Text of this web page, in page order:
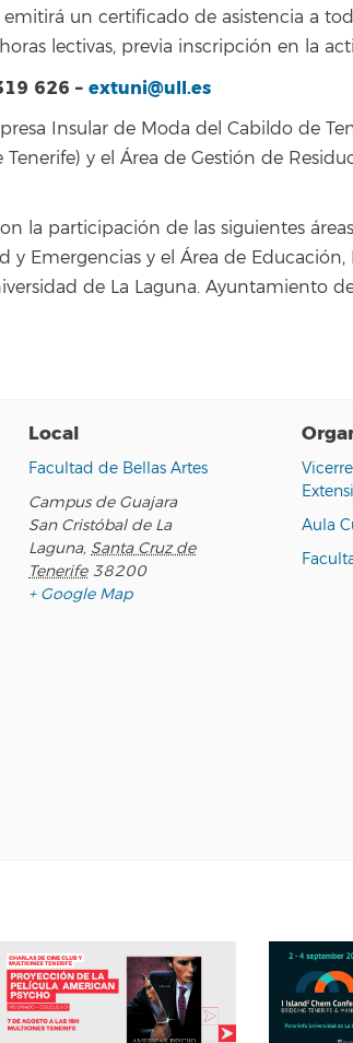
un certificado de asistencia a
lectivas, previa inscripción en la
626 – extuni@ull.es
Insular de Moda del Cabildo de
y el Área de Gestión de
la participación de las siguientes
y Emergencias y el Área de
de La Laguna. Ayuntamiento
Local
Facultad de Bellas Artes
Campus de Guajara
San Cristóbal de La
Laguna, Santa Cruz de
Tenerife 38200
+ Google Map
Aula